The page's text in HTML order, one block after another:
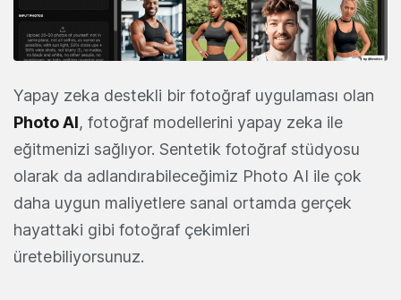
Yapay zeka destekli bir fotoğraf uygulaması olan
Photo AI, fotoğraf modellerini yapay zeka ile
eğitmenizi sağlıyor. Sentetik fotoğraf stüdyosu
olarak da adlandırabileceğimiz Photo AI ile çok
daha uygun maliyetlere sanal ortamda gerçek
hayattaki gibi fotoğraf çekimleri
üretebiliyorsunuz.